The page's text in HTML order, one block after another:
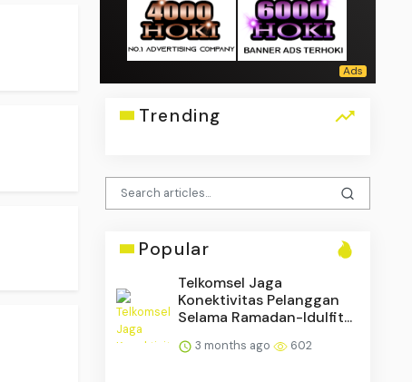
Trending
Popular
Telkomsel Jaga
Konektivitas Pelanggan
Selama Ramadan-Idulfit...
3 months ago 602